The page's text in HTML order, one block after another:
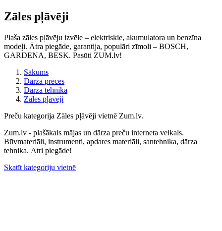
Zāles pļāvēji
Plaša zāles pļāvēju izvēle – elektriskie, akumulatora un benzīna
modeļi. Ātra piegāde, garantija, populāri zīmoli – BOSCH,
GARDENA, BESK. Pasūti ZUM.lv!
Sākums
Dārza preces
Dārza tehnika
Zāles pļāvēji
Preču kategorija Zāles pļāvēji vietnē Zum.lv.
Zum.lv - plašākais mājas un dārza preču interneta veikals.
Būvmateriāli, instrumenti, apdares materiāli, santehnika, dārza
tehnika. Ātri piegāde!
Skatīt kategoriju vietnē